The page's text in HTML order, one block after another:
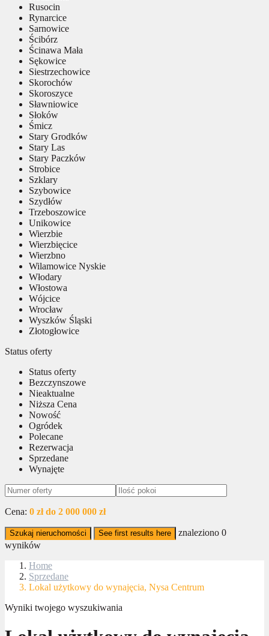
Rusocin
Rynarcice
Sarnowice
Ścibórz
Ścinawa Mała
Sękowice
Siestrzechowice
Skorochów
Skoroszyce
Sławniowice
Słoków
Śmicz
Stary Grodków
Stary Las
Stary Paczków
Strobice
Szklary
Szybowice
Szydłów
Trzeboszowice
Unikowice
Wierzbie
Wierzbięcice
Wierzbno
Wilamowice Nyskie
Włodary
Włostowa
Wójcice
Wrocław
Wyszków Śląski
Złotogłowice
Status oferty
Status oferty
Bezczynszowe
Nieaktualne
Niższa Cena
Nowość
Ogródek
Polecane
Rezerwacja
Sprzedane
Wynajęte
Cena: 0 zł do 2 000 000 zł
Szukaj nieruchomości See first results here znaleziono 0
wyników
Home
Sprzedane
Lokal użytkowy do wynajęcia, Nysa Centrum
Wyniki twojego wyszukiwania